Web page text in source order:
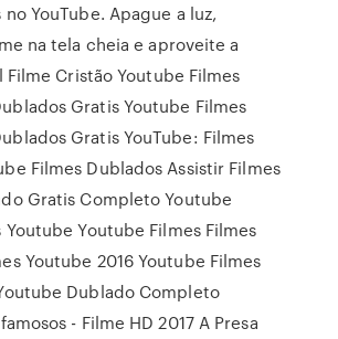
YouTube. Apague a luz,
na tela cheia e aproveite a
Filme Cristão Youtube Filmes
Gratis Youtube Filmes
Gratis YouTube: Filmes
Filmes Dublados Assistir Filmes
Gratis Completo Youtube
Youtube Youtube Filmes Filmes
Youtube 2016 Youtube Filmes
Dublado Completo
- Filme HD 2017 A Presa